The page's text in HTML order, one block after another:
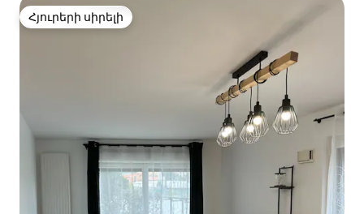
Հյուրերի սիրելի
Հյուրերի սիրելի